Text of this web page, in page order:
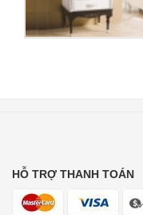
HỖ TRỢ THANH TOÁN